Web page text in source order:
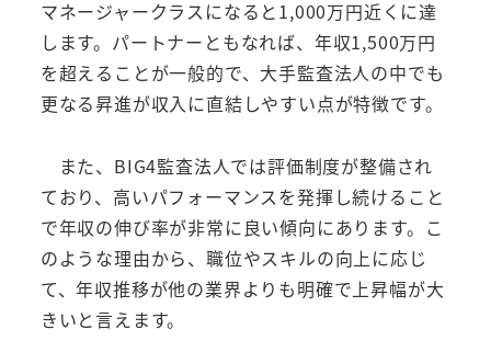
マネージャークラスになると1,000万円近くに達
します。パートナーともなれば、年収1,500万円
を超えることが一般的で、大手監査法人の中でも
更なる昇進が収入に直結しやすい点が特徴です。
また、BIG4監査法人では評価制度が整備され
ており、高いパフォーマンスを発揮し続けること
で年収の伸び率が非常に良い傾向にあります。こ
のような理由から、職位やスキルの向上に応じ
て、年収推移が他の業界よりも明確で上昇幅が大
きいと言えます。